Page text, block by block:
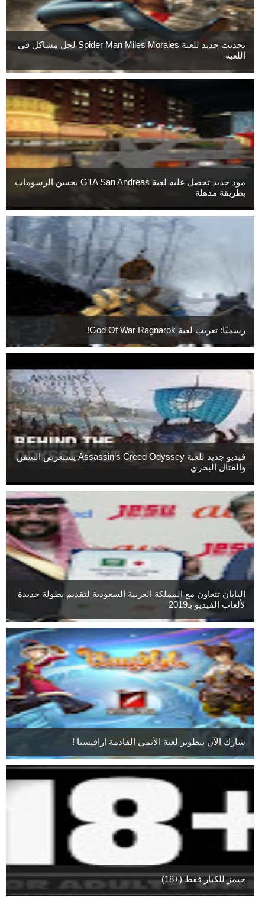
تحديث جديد للعبة Spider Man Miles Morales لحل مشاكل في
اللعبة
مود جديد تحصل عليه لعبة GTA San Andreas يحسن الرسومات
بطريقة مذهلة
رسميًا: تعريب لعبة God Of War Ragnarok!
فيديو جديد للعبة Assassin’s Creed Odyssey يستعرض السفن
والقتال البحري
اليابان تتعاون مع المملكة العربية السعودية لتقديم بطولة جديدة
لألعاب الفيديو بـ2019
شارك الآن بتطوير لعبة الأنمي القادمة ارافيستا !
جيمز للكبار فقط (+18)